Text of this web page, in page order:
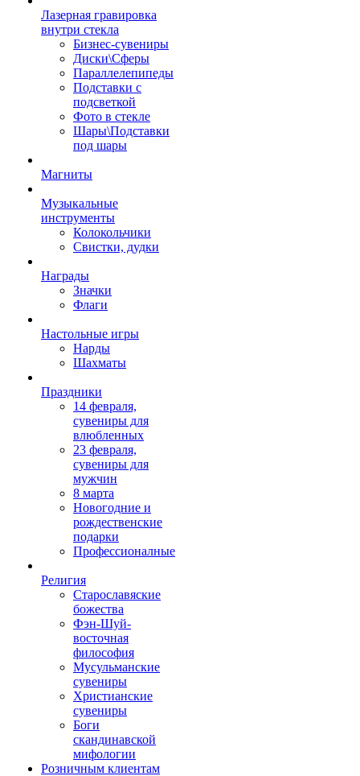
Лазерная гравировка
внутри стекла
Бизнес-сувениры
Диски\Сферы
Параллелепипеды
Подставки с
подсветкой
Фото в стекле
Шары\Подставки
под шары
Магниты
Музыкальные
инструменты
Колокольчики
Свистки, дудки
Награды
Значки
Флаги
Настольные игры
Нарды
Шахматы
Праздники
14 февраля,
сувениры для
влюбленных
23 февраля,
сувениры для
мужчин
8 марта
Новогодние и
рождественские
подарки
Профессионалные
Религия
Старославяские
божества
Фэн-Шуй-
восточная
философия
Мусульманские
сувениры
Христианские
сувениры
Боги
скандинавской
мифологии
Розничным клиентам